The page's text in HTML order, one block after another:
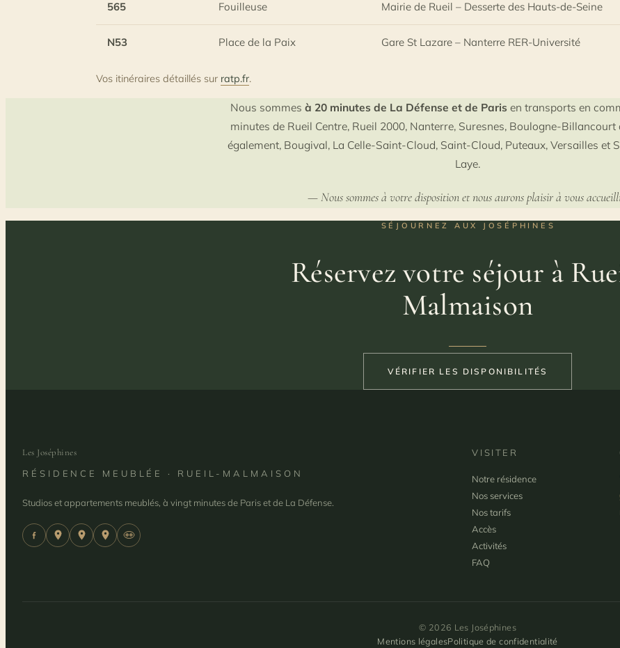
565 Fouilleuse Mairie de Rueil – Desserte des Hauts-de-Seine
N53 Place de la Paix Gare St Lazare – Nanterre RER-Université
Vos itinéraires détaillés sur ratp.fr.
Nous sommes à 20 minutes de La Défense et de Paris en transports en
minutes de Rueil Centre, Rueil 2000, Nanterre, Suresnes, Boulogne-Billancourt
également, Bougival, La Celle-Saint-Cloud, Saint-Cloud, Puteaux, Versailles et
Laye.
— Nous sommes à votre disposition et nous aurons plaisir à vous
SÉJOURNEZ AUX JOSÉPHINES
Réservez votre séjour à
Malmaison
VÉRIFIER LES DISPONIBILITÉS
Les Joséphines
RÉSIDENCE MEUBLÉE · RUEIL-MALMAISON
Studios et appartements meublés, à vingt minutes de Paris et de La Défense.
VISITER
Notre résidence
Nos services
Nos tarifs
Accès
Activités
FAQ
© 2026 Les Joséphines
Mentions légalesPolitique de confidentialité